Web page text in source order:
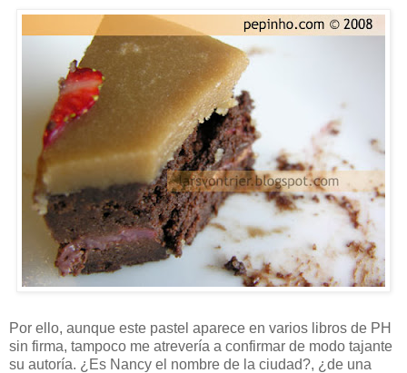
Por ello, aunque este pastel aparece en varios libros de PH
sin firma, tampoco me atrevería a confirmar de modo tajante
su autoría. ¿Es Nancy el nombre de la ciudad?, ¿de una